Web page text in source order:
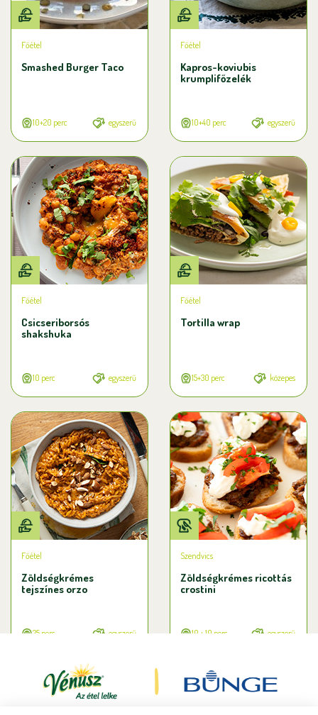
Főétel
Smashed Burger Taco
10+20 perc egyszerű
Főétel
Kapros-koviubis
krumplifőzelék
10+40 perc egyszerű
Főétel
Csicseriborsós
shakshuka
10 perc egyszerű
Főétel
Tortilla wrap
15+30 perc közepes
Főétel
Zöldségkrémes
tejszínes orzo
25 perc egyszerű
Szendvics
Zöldségkrémes ricottás
crostini
10 + 10 perc egyszerű